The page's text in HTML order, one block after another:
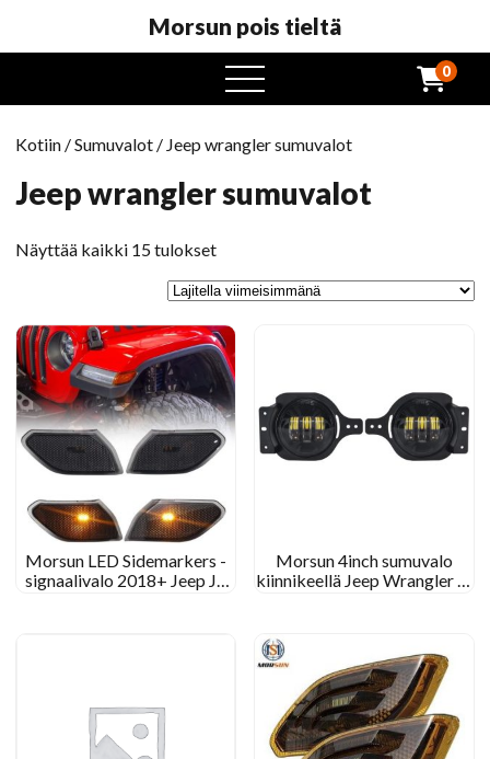
Morsun pois tieltä
avaa
valikko
0
Kotiin /Sumuvalot / Jeep wrangler sumuvalot
Jeep wrangler sumuvalot
Näyttää kaikki 15 tuloksetLajiteltu
Morsun LED Sidemarkers -
signaalivalo 2018+ Jeep JL
Morsun 4inch sumuvalo
kiinnikeellä Jeep Wrangler JL